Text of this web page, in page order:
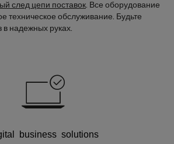
след цепи поставок. Все оборудование
техническое обслуживание. Будьте
надежных руках.
business solutions